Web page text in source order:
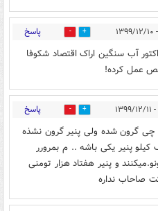
1 پاسخ
آب سنگین اراک اقتصاد شکوفا
1 پاسخ
چی گرون شده ولی پنیر گرون نشذه
پنیر یکی باشه .. م بمرورر
و پنیر هفتاد هزار تومنی
صاحاب نداره